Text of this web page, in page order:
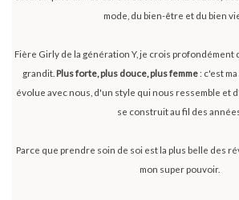
mode, du bien-être et du bien
Fière Girly de la génération Y, je crois profondément
grandit. Plus forte, plus douce, plus femme: c'est
évolue avec nous, d'un style qui nous ressemble et
se construit au fil des
Parce que prendre soin de soi est la plus belle des
mon super pouvoir.